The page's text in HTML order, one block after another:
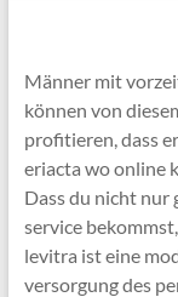
Männer mit
können von
profitieren, dass
eriacta wo online
Dass du nicht nur
service
levitra ist eine
versorgung des